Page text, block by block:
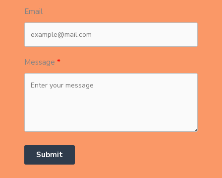
Email
Message
Submit